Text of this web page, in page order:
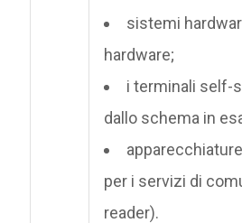
sistemi
hardware;
i terminali self-
dallo schema in
per i servizi di
reader).